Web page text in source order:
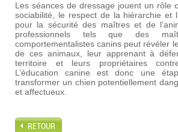
Les séances de dressage jouent un rôle
sociabilité, le respect de la hiérarchie et
pour la sécurité des maîtres et de
professionnels tels que des
comportementalistes canins peut révéler
de ces animaux, leur apprenant à
territoire et leurs propriétaires
L’éducation canine est donc une
transformer un chien potentiellement
et affectueux.
RETOUR